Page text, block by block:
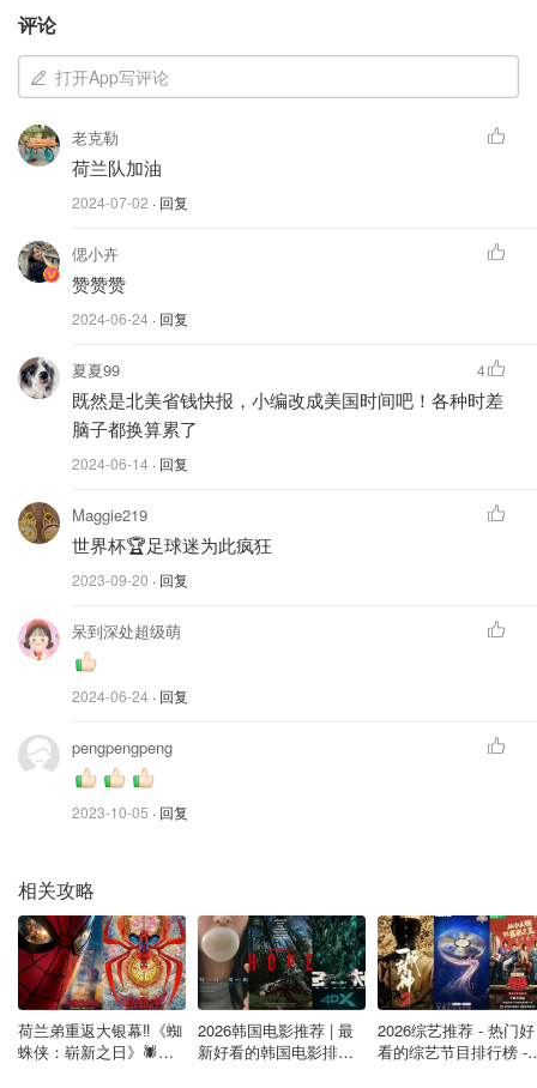
苏格兰 vs 匈牙利 0：1
6月22日：
格鲁吉亚 vs 捷克 1：1
土耳其 vs 葡萄牙 0：3
比利时 vs 罗马尼亚 0：3
斯洛伐克 vs 乌克兰 1：2
法国 vs 荷兰 0：0
6月20日：
英格兰 vs 丹麦 1：1
西班牙 vs 意大利 1：0
6月19日：
克罗地亚 vs 阿尔巴尼亚 2：2
苏格兰 vs 瑞士 1: 1
6月18日：
土耳其 vs 佐治亚 3：1
葡萄牙 vs 捷克 2：1
评论
打开App写评论
老克勒
荷兰队加油
2024-07-02 · 回复
偲小卉
赞赞赞
2024-06-24 · 回复
夏夏99
既然是北美省钱快报，小编改成美国时间吧！各种时差
脑子都换算累了
2024-06-14 · 回复
4
Maggie219
世界杯🏆足球迷为此疯狂
2023-09-20 · 回复
呆到深处超级萌
2024-06-24 · 回复
pengpengpeng
2023-10-05 · 回复
相关攻略
荷兰弟重返大银幕‼️《蜘
蛛侠：崭新之日》🕷️北
2026韩国电影推荐 | 最
新好看的韩国电影排行
2026综艺推荐 - 热门好
看的综艺节目排行榜 -